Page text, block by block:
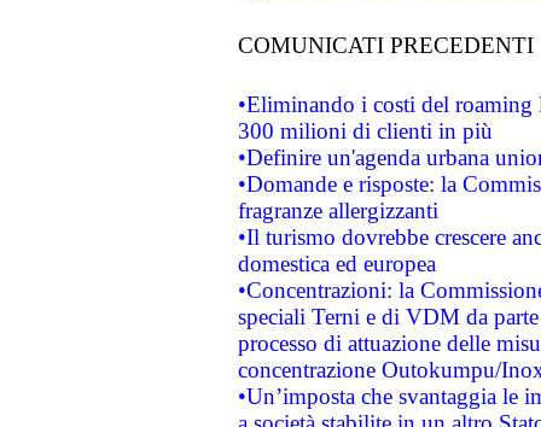
COMUNICATI PRECEDENTI
•Eliminando i costi del roaming
300 milioni di clienti in più
•Definire un'agenda urbana
•Domande e risposte: la
fragranze allergizzanti
•Il turismo dovrebbe crescere
domestica ed europea
•Concentrazioni: la
speciali Terni e di VDM da
processo di attuazione delle
concentrazione Outokumpu/
•Un’imposta che svantaggia le